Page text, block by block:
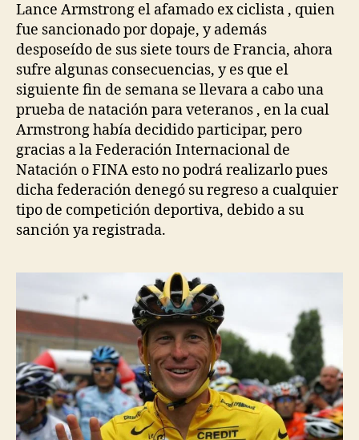
Lance Armstrong el afamado ex ciclista , quien
fue sancionado por dopaje, y además
desposeído de sus siete tours de Francia, ahora
sufre algunas consecuencias, y es que el
siguiente fin de semana se llevara a cabo una
prueba de natación para veteranos , en la cual
Armstrong había decidido participar, pero
gracias a la Federación Internacional de
Natación o FINA esto no podrá realizarlo pues
dicha federación denegó su regreso a cualquier
tipo de competición deportiva, debido a su
sanción ya registrada.